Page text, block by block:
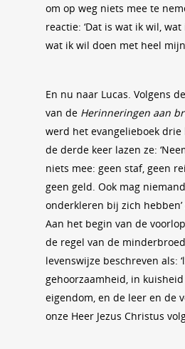
om op weg niets mee te
reactie: ‘Dat is wat ik wil,
wat ik wil doen met heel mijn
En nu naar Lucas. Volgens
van de Herinneringen aan
werd het evangelieboek drie
de derde keer lazen ze:
niets mee: geen staf, geen
geen geld. Ook mag
onderkleren bij zich hebben’
Aan het begin van de
de regel van de
levenswijze beschreven als:
gehoorzaamheid, in
eigendom, en de leer en de
onze Heer Jezus Christus